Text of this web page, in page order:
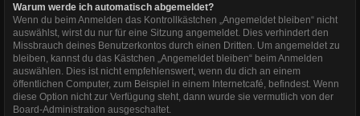
Warum werde ich automatisch abgemeldet?
Wenn du beim Anmelden das Kontrollkästchen „Angemeldet bleiben“ nicht
auswählst, wirst du nur für eine Sitzung angemeldet. Dies verhindert den
Missbrauch deines Benutzerkontos durch einen Dritten. Um angemeldet zu
bleiben, kannst du das Kästchen „Angemeldet bleiben“ beim Anmelden
auswählen. Dies ist nicht empfehlenswert, wenn du dich an einem
öffentlichen Computer, zum Beispiel in einem Internetcafé, befindest. Wenn
diese Option nicht zur Verfügung steht, dann wurde sie vermutlich von der
Board-Administration ausgeschaltet.